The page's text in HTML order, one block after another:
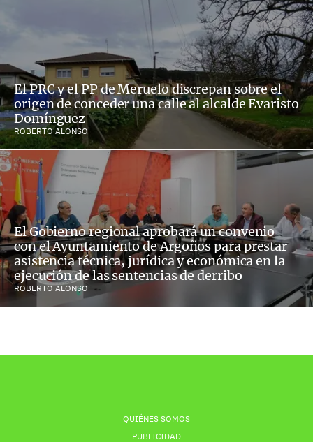
El PRC y el PP de Meruelo discrepan sobre el
origen de conceder una calle al alcalde Evaristo
Domínguez
ROBERTO ALONSO
El Gobierno regional aprobará un convenio
con el Ayuntamiento de Argoños para prestar
asistencia técnica, jurídica y económica en la
ejecución de las sentencias de derribo
ROBERTO ALONSO
QUIÉNES SOMOS
PUBLICIDAD